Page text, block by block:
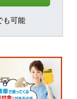
も可能